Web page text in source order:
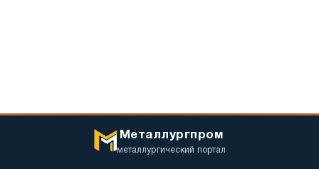
Металлургпром
металлургический портал